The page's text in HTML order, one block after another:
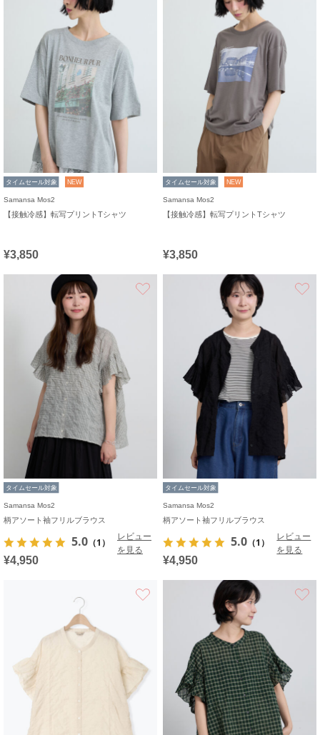
タイムセール対象 NEW
Samansa Mos2
【接触冷感】転写プリントTシャツ
¥3,850
タイムセール対象 NEW
Samansa Mos2
【接触冷感】転写プリントTシャツ
¥3,850
タイムセール対象
Samansa Mos2
柄アソート袖フリルブラウス
5.0 （1）
レビュー
を見る
¥4,950
タイムセール対象
Samansa Mos2
柄アソート袖フリルブラウス
5.0 （1）
レビュー
を見る
¥4,950